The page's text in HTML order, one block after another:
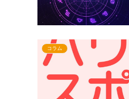
コラム